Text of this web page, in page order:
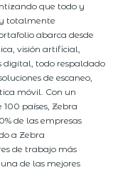
que todo y
y totalmente
abarca desde
visión artificial,
digital, todo respaldado
de escaneo,
móvil. Con un
100 países, Zebra
de las empresas
a Zebra
de trabajo más
de las mejores